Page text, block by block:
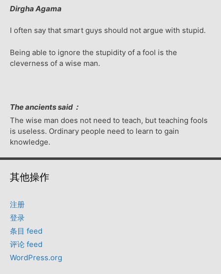
Dirgha Agama
I often say that smart guys should not argue with stupid.
Being able to ignore the stupidity of a fool is the
cleverness of a wise man.
The ancients said：
The wise man does not need to teach, but teaching fools
is useless. Ordinary people need to learn to gain
knowledge.
其他操作
注册
登录
条目 feed
评论 feed
WordPress.org